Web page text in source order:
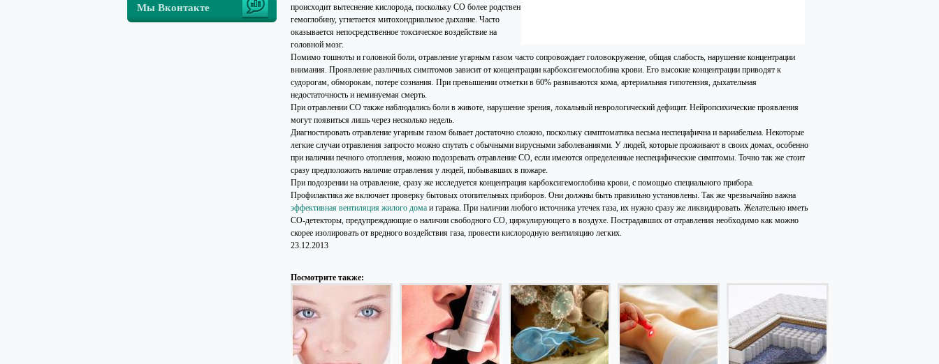
Мы Вконтакте
происходит вытеснение кислорода, поскольку СО более родствен
гемоглобину, угнетается митохондриальное дыхание. Часто
оказывается непосредственное токсическое воздействие на
головной мозг.
Помимо тошноты и головной боли, отравление угарным газом часто сопровождает головокружение, общая слабость, нарушение концентрации
внимания. Проявление различных симптомов зависит от концентрации карбоксигемоглобина крови. Его высокие концентрации приводят к
судорогам, обморокам, потере сознания. При превышении отметки в 60% развиваются кома, артериальная гипотензия, дыхательная
недостаточность и неминуемая смерть.
При отравлении СО также наблюдались боли в животе, нарушение зрения, локальный неврологический дефицит. Нейропсихические проявления
могут появиться лишь через несколько недель.
Диагностировать отравление угарным газом бывает достаточно сложно, поскольку симптоматика весьма неспецифична и вариабельна. Некоторые
легкие случаи отравления запросто можно спутать с обычными вирусными заболеваниями. У людей, которые проживают в своих домах, особенно
при наличии печного отопления, можно подозревать отравление СО, если имеются определенные неспецифические симптомы. Точно так же стоит
сразу предположить наличие отравления у людей, побывавших в пожаре.
При подозрении на отравление, сразу же исследуется концентрация карбоксигемоглобина крови, с помощью специального прибора.
Профилактика же включает проверку бытовых отопительных приборов. Они должны быть правильно установлены. Так же чрезвычайно важна
эффективная вентиляция жилого дома и гаража. При наличии любого источника утечек газа, их нужно сразу же ликвидировать. Желательно иметь
СО-детекторы, предупреждающие о наличии свободного СО, циркулирующего в воздухе. Пострадавших от отравления необходимо как можно
скорее изолировать от вредного воздействия газа, провести кислородную вентиляцию легких.
23.12.2013
Посмотрите также: